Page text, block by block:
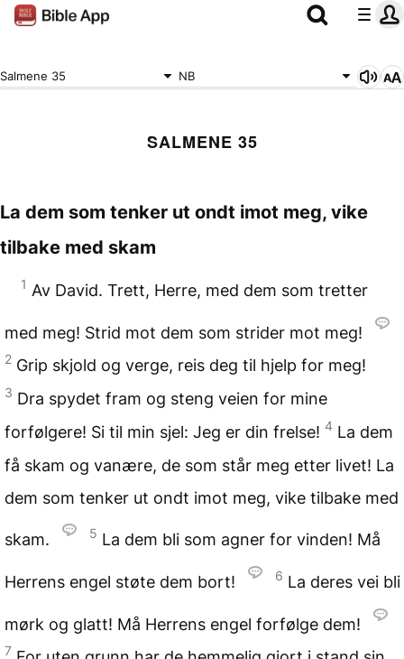
Salmene 35 NB
SALMENE 35
La dem som tenker ut ondt imot meg, vike
tilbake med skam
1 Av David. Trett, Herre, med dem som tretter
med meg! Strid mot dem som strider mot meg!
2 Grip skjold og verge, reis deg til hjelp for meg!
3 Dra spydet fram og steng veien for mine
forfølgere! Si til min sjel: Jeg er din frelse! 4 La dem
få skam og vanære, de som står meg etter livet! La
dem som tenker ut ondt imot meg, vike tilbake med
skam. 5 La dem bli som agner for vinden! Må
Herrens engel støte dem bort! 6 La deres vei bli
mørk og glatt! Må Herrens engel forfølge dem!
7